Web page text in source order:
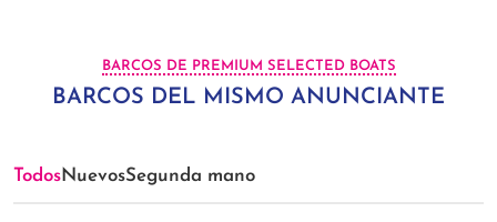
BARCOS DE PREMIUM SELECTED BOATS
BARCOS DEL MISMO ANUNCIANTE
TodosNuevosSegunda mano